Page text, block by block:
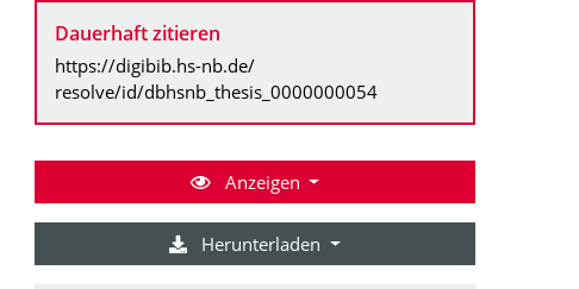
Dauerhaft zitieren
https://digibib.hs-nb.de/
resolve/id/dbhsnb_thesis_0000000054
Anzeigen
Herunterladen